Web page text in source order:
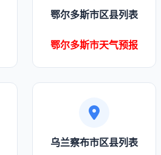
鄂尔多斯市区县列表
鄂尔多斯市天气预报
乌兰察布市区县列表